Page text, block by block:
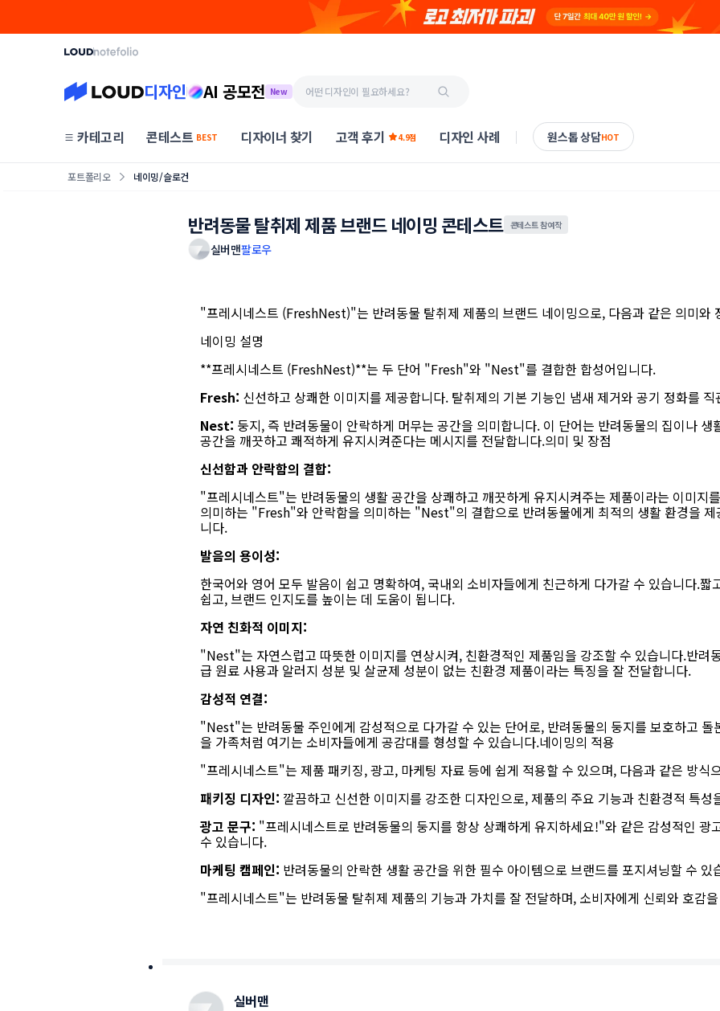
디자인 AI 공모전 New
카테고리 콘테스트 BEST 디자이너 찾기 고객 후기 4.9점 디자인 사례 원스톱 상담HOT
포트폴리오 네이밍/슬로건
반려동물 탈취제 제품 브랜드 네이밍 콘테스트 콘테스트 참여작
실버맨팔로우
"프레시네스트 (FreshNest)"는 반려동물 탈취제 제품의 브랜드 네이밍으로, 다음과 같은 의미와
네이밍 설명
**프레시네스트 (FreshNest)**는 두 단어 "Fresh"와 "Nest"를 결합한 합성어입니다.
Fresh: 신선하고 상쾌한 이미지를 제공합니다. 탈취제의 기본 기능인 냄새 제거와 공기 정화를
Nest: 둥지, 즉 반려동물이 안락하게 머무는 공간을 의미합니다. 이 단어는 반려동물의 집이나 생
공간을 깨끗하고 쾌적하게 유지시켜준다는 메시지를 전달합니다.의미 및 장점
신선함과 안락함의 결합:
"프레시네스트"는 반려동물의 생활 공간을 상쾌하고 깨끗하게 유지시켜주는 제품이라는 이미지
의미하는 "Fresh"와 안락함을 의미하는 "Nest"의 결합으로 반려동물에게 최적의 생활 환경을 제
니다.
발음의 용이성:
한국어와 영어 모두 발음이 쉽고 명확하여, 국내외 소비자들에게 친근하게 다가갈 수 있습니다.짧
쉽고, 브랜드 인지도를 높이는 데 도움이 됩니다.
자연 친화적 이미지:
"Nest"는 자연스럽고 따뜻한 이미지를 연상시켜, 친환경적인 제품임을 강조할 수 있습니다.반려
급 원료 사용과 알러지 성분 및 살균제 성분이 없는 친환경 제품이라는 특징을 잘 전달합니다.
감성적 연결:
"Nest"는 반려동물 주인에게 감성적으로 다가갈 수 있는 단어로, 반려동물의 둥지를 보호하고 돌
을 가족처럼 여기는 소비자들에게 공감대를 형성할 수 있습니다.네이밍의 적용
"프레시네스트"는 제품 패키징, 광고, 마케팅 자료 등에 쉽게 적용할 수 있으며, 다음과 같은 방식
패키징 디자인: 깔끔하고 신선한 이미지를 강조한 디자인으로, 제품의 주요 기능과 친환경적 특성
광고 문구: "프레시네스트로 반려동물의 둥지를 항상 상쾌하게 유지하세요!"와 같은 감성적인 광
수 있습니다.
마케팅 캠페인: 반려동물의 안락한 생활 공간을 위한 필수 아이템으로 브랜드를 포지셔닝할 수 있
"프레시네스트"는 반려동물 탈취제 제품의 기능과 가치를 잘 전달하며, 소비자에게 신뢰와 호감
실버맨